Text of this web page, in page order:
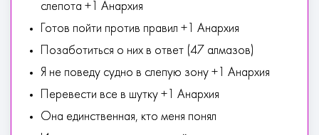
слепота +1 Анархия
Готов пойти против правил +1 Анархия
Позаботиться о них в ответ (47 алмазов)
Я не поведу судно в слепую зону +1 Анархия
Перевести все в шутку +1 Анархия
Она единственная, кто меня понял